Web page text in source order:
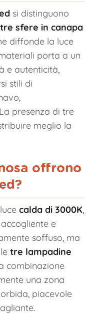
si distinguono
tre sfere in canapa
diffonde la luce
porta a un
e autenticità,
stili di
presenza di tre
meglio la
offrono
calda di 3000K
e
soffuso, ma
tre lampadine
combinazione
una zona
piacevole